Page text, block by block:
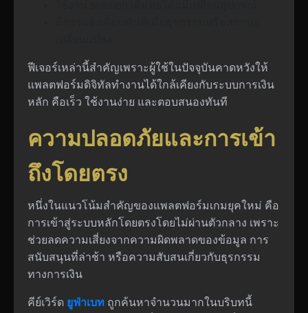
ฟีเจอร์เหล่านี้สำคัญเพราะผู้ใช้ในปัจจุบันคาดหวังให้
แพลตฟอร์มดิจิทัลทำงานได้ใกล้เคียงกับระบบการเงิน
หลัก คือเร็ว ใช้งานง่าย และตอบสนองทันที
ความปลอดภัยและการเข้า
ถึงโดยตรง
หนึ่งในแนวโน้มสำคัญของแพลตฟอร์มเกมยุคใหม่ คือ
การเข้าสู่ระบบหลักโดยตรงโดยไม่ผ่านตัวกลาง เพราะ
ช่วยลดความเสี่ยงจากความผิดพลาดของข้อมูล การ
สนับสนุนที่ล่าช้า หรือความสับสนเกี่ยวกับธุรกรรม
ทางการเงิน
คีย์เวิร์ด ยูฟ่าเบท ถูกค้นหาจำนวนมากในบริบทนี้